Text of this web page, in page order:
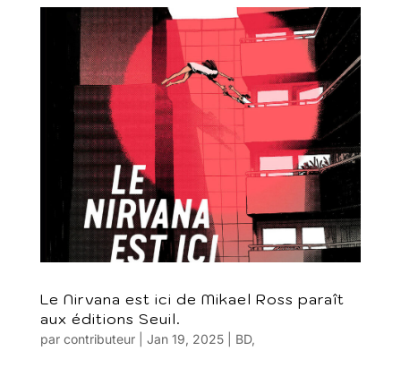
Le Nirvana est ici de Mikael Ross paraît
aux éditions Seuil.
par contributeur| Jan 19, 2025| BD,